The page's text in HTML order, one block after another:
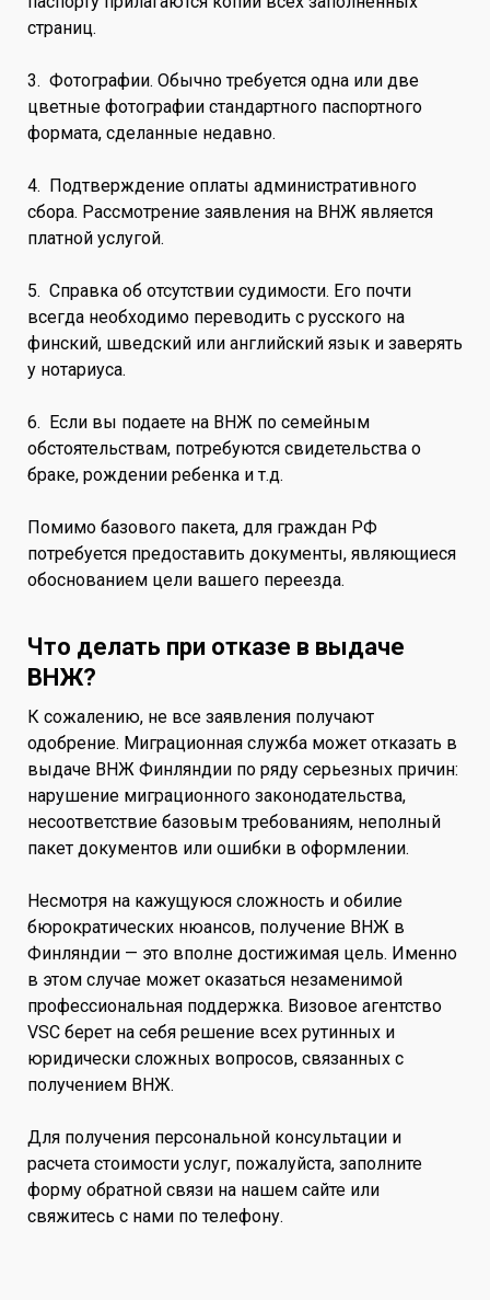
страниц.
3. Фотографии. Обычно требуется одна или две
цветные фотографии стандартного паспортного
формата, сделанные недавно.
4. Подтверждение оплаты административного
сбора. Рассмотрение заявления на ВНЖ является
платной услугой.
5. Справка об отсутствии судимости. Его почти
всегда необходимо переводить с русского на
финский, шведский или английский язык и заверять
у нотариуса.
6. Если вы подаете на ВНЖ по семейным
обстоятельствам, потребуются свидетельства о
браке, рождении ребенка и т.д.
Помимо базового пакета, для граждан РФ
потребуется предоставить документы, являющиеся
обоснованием цели вашего переезда.
Что делать при отказе в выдаче
ВНЖ?
К сожалению, не все заявления получают
одобрение. Миграционная служба может отказать в
выдаче ВНЖ Финляндии по ряду серьезных причин:
нарушение миграционного законодательства,
несоответствие базовым требованиям, неполный
пакет документов или ошибки в оформлении.
Несмотря на кажущуюся сложность и обилие
бюрократических нюансов, получение ВНЖ в
Финляндии — это вполне достижимая цель. Именно
в этом случае может оказаться незаменимой
профессиональная поддержка. Визовое агентство
VSC берет на себя решение всех рутинных и
юридически сложных вопросов, связанных с
получением ВНЖ.
Для получения персональной консультации и
расчета стоимости услуг, пожалуйста, заполните
форму обратной связи на нашем сайте или
свяжитесь с нами по телефону.